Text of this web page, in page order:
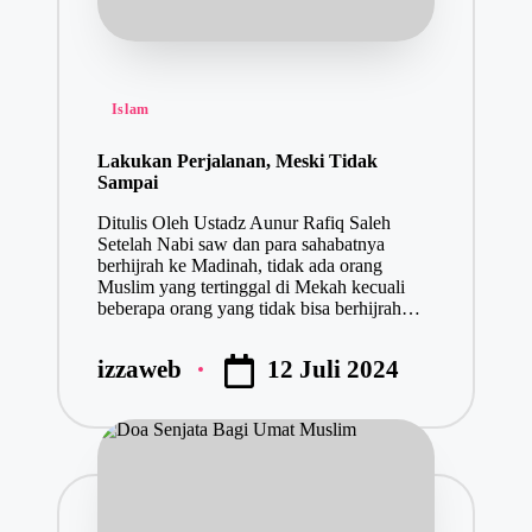
Posted
Islam
Lakukan Perjalanan, Meski Tidak
Sampai
Ditulis Oleh Ustadz Aunur Rafiq Saleh
Setelah Nabi saw dan para sahabatnya
berhijrah ke Madinah, tidak ada orang
Muslim yang tertinggal di Mekah kecuali
beberapa orang yang tidak bisa berhijrah…
Posted
izzaweb 12 Juli 2024